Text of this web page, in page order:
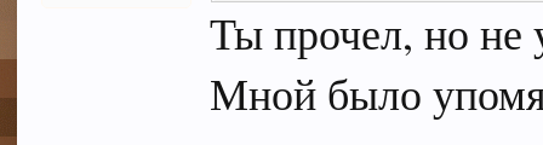
Ты прочел, но не
Мной было